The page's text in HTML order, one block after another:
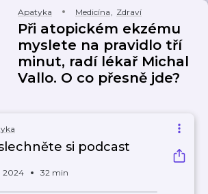
Apatyka Medicína, Zdraví
Při atopickém ekzému
myslete na pravidlo tří
minut, radí lékař Michal
Vallo. O co přesně jde?
si podcast
2024 32 min